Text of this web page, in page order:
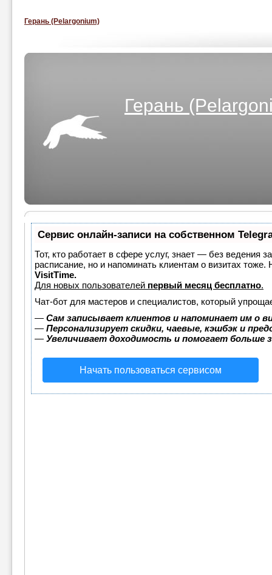
Герань (Pelargonium)
Герань
Сервис онлайн-записи на собственном
Тот, кто работает в сфере услуг, знает — без ведения
расписание, но и напоминать клиентам о визитах
VisitTime.
Для новых пользователей первый месяц бесплатно.
Чат-бот для мастеров и специалистов, который
— Сам записывает клиентов и напоминает им о
— Персонализирует скидки, чаевые, кэшбэк и
— Увеличивает доходимость и помогает больше
Начать пользоваться сервисом